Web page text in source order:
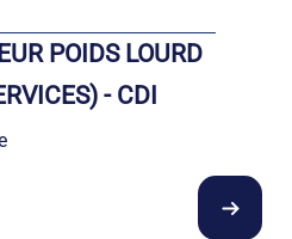
POIDS LOURD
- CDI